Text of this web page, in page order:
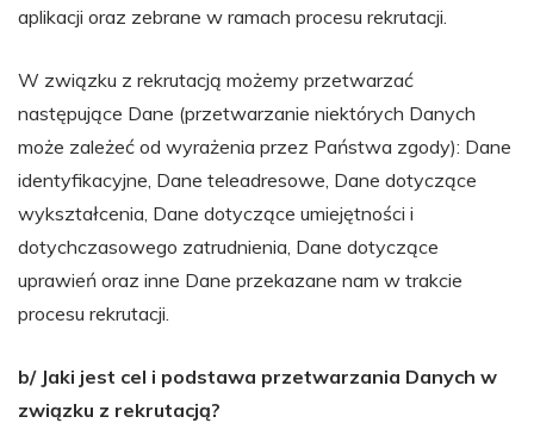
aplikacji oraz zebrane w ramach procesu rekrutacji.
W związku z rekrutacją możemy przetwarzać
następujące Dane (przetwarzanie niektórych Danych
może zależeć od wyrażenia przez Państwa zgody): Dane
identyfikacyjne, Dane teleadresowe, Dane dotyczące
wykształcenia, Dane dotyczące umiejętności i
dotychczasowego zatrudnienia, Dane dotyczące
uprawień oraz inne Dane przekazane nam w trakcie
procesu rekrutacji.
b/ Jaki jest cel i podstawa przetwarzania Danych w
związku z rekrutacją?